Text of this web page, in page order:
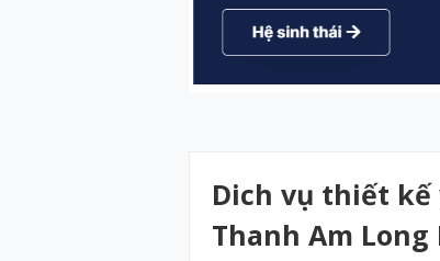
Dich vụ thiết kế
Thanh Am Long